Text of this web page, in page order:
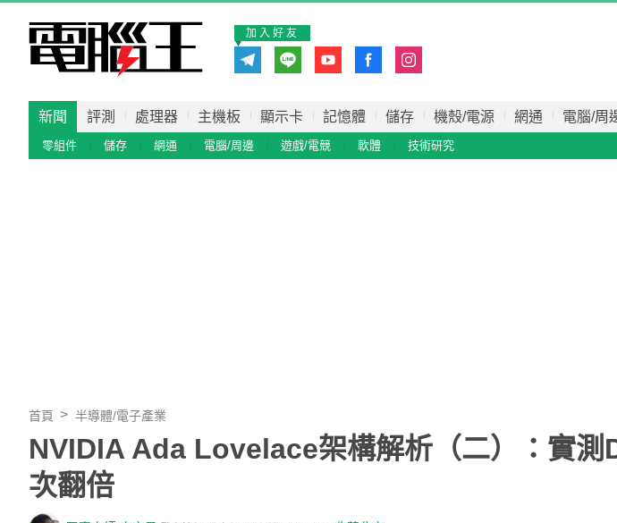
加入好友
新聞 評測 處理器 主機板 顯示卡 記憶體 儲存 機殼/電源 網通 電腦/周
零組件 儲存 網通 電腦/周邊 遊戲/電競 軟體 技術研究
首頁 半導體/電子產業
NVIDIA Ada Lovelace架構解析（二）：實測
次翻倍